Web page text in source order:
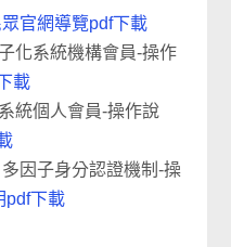
官網導覽pdf下載
化系統機構會員-操作
載
統個人會員-操作說
多因子身分認證機制-操
pdf下載